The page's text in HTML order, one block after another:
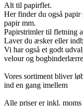
Alt til papirflet.
Her finder du også papir
papir mm.
Papirstrimler til fletning
Laver du æsker eller
Vi har også et godt
velour og
Vores sortiment bliver
ind en gang imellem
Alle priser er inkl. moms